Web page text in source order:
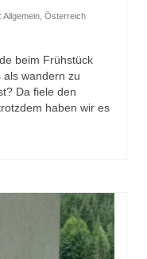
Allgemein Österreich
beim Frühstück
wandern zu
Da fiele den
haben wir es